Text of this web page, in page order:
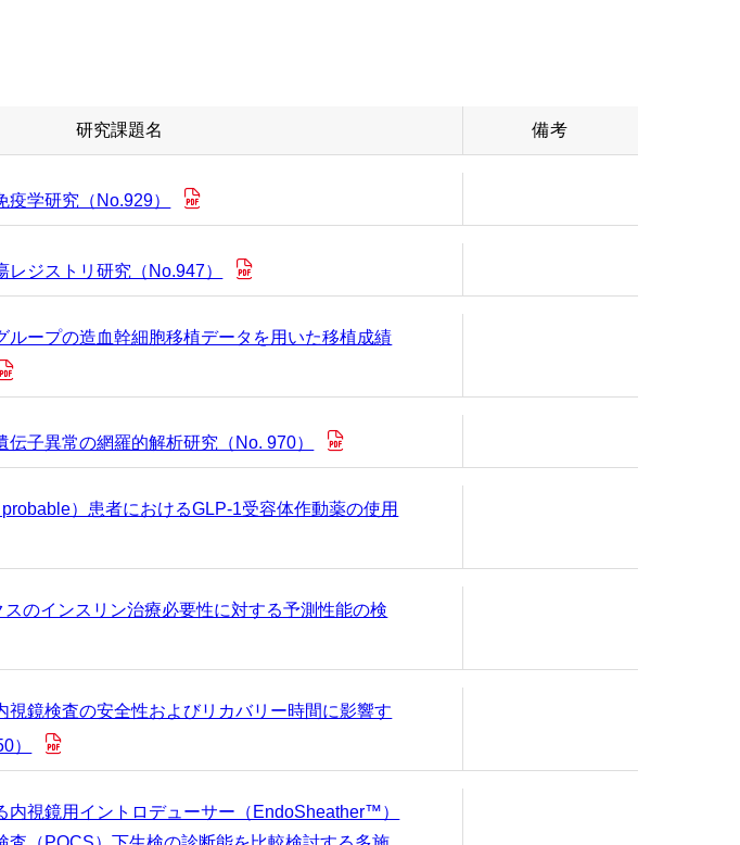
研究課題名 備考
学研究（No.929）
ジストリ研究（No.947）
ループの造血幹細胞移植データを用いた移植成績
子異常の網羅的解析研究（No. 970）
）患者におけるGLP-1受容体作動薬の使用
のインスリン治療必要性に対する予測性能の検
視鏡検査の安全性およびリカバリー時間に影響す
）
内視鏡用イントロデューサー（EndoSheather™）